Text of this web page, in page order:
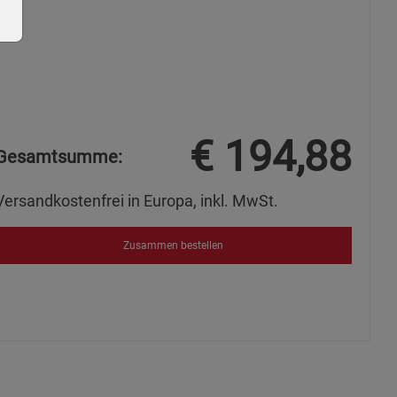
€ 194,88
in Europa, inkl. MwSt.
Zusammen bestellen